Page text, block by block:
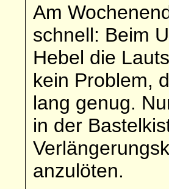
Am
schnell: Beim
Hebel die
kein Problem,
lang genug.
in der
anzulöten.